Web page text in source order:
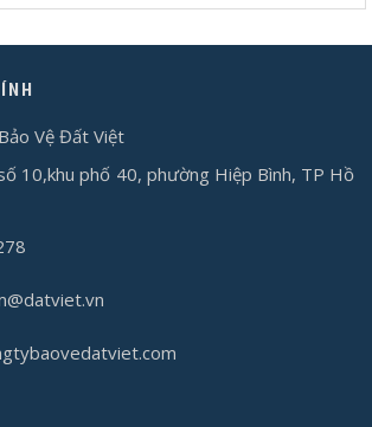
Vệ Đất Việt
10,khu phố 40, phường Hiệp Bình, TP Hồ